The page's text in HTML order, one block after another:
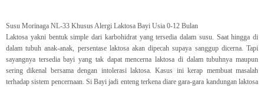
Susu Morinaga NL-33 Khusus Alergi Laktosa Bayi Usia 0-12 Bulan
Laktosa yakni bentuk simple dari karbohidrat yang tersedia dalam susu. Saat hingga di
dalam tubuh anak-anak, persentase laktosa akan dipecah supaya sanggup dicerna. Tapi
sayangnya tersedia bayi yang tak dapat mencerna laktosa di dalam tubuhnya maupun
sering dikenal bersama dengan intolerasi laktosa. Kasus ini kerap membuat masalah
terhadap sistem pencernaan. Si Bayi jadi enteng terkena diare gara-gara kandungan laktosa